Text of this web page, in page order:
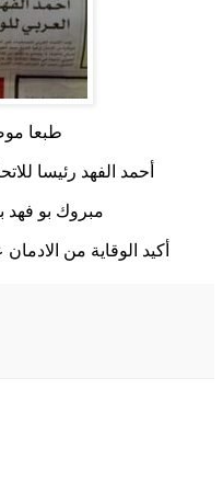
طبعا
أحمد الفهد رئيسا
مبروك بو
أكيد الوقاية من